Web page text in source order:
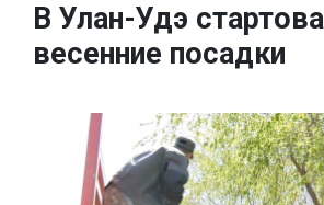
В Улан-Удэ
весенние посадки